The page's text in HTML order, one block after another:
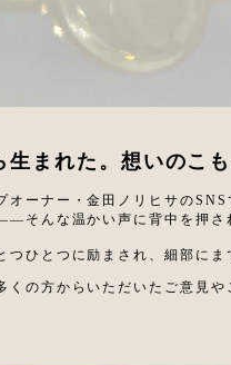
生まれた。想いのこ
オーナー・金田ノリヒサのSNS
そんな温かい声に背中を押さ
つひとつに励まされ、細部にま
くの方からいただいたご意見